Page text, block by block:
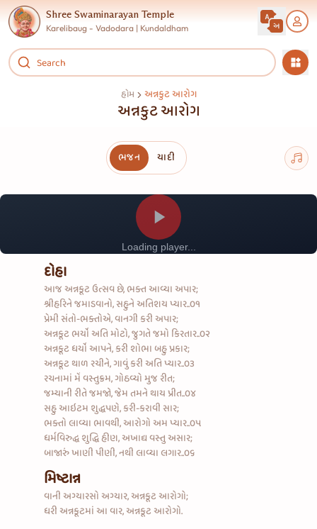
Shree Swaminarayan Temple
Karelibaug - Vadodara | Kundaldham
હોમ અન્નકુટ આરોગ
અન્નકુટ આરોગ
ભજન યાદી
દોહા
આજ અન્નકૂટ ઉત્સવ છે, ભક્ત આવ્યા અપાર;
શ્રીહરિને જમાડવાનો, સહુને અતિશય પ્યાર..૦૧
પ્રેમી સંતો-ભક્તોએ, વાનગી કરી અપાર;
અન્નકૂટ ભર્યો અતિ મોટો, જુગતે જમો કિરતાર..૦૨
અન્નકૂટ ધર્યો આપને, કરી શોભા બહુ પ્રકાર;
અન્નકૂટ થાળ રચીને, ગાવું કરી અતિ પ્યાર..૦૩
રચનામાં મેં વસ્તુક્રમ, ગોઠવ્યો મુજ રીત;
જમ્યાની રીતે જમજો, જેમ તમને થાય પ્રીત..૦૪
સહુ આઇટમ શુદ્ધપણે, કરી-કરાવી સાર;
ભક્તો લાવ્યા ભાવથી, આરોગો અમ પ્યાર..૦૫
ધર્મવિરુદ્ધ શુદ્ધિ હીણ, અખાદ્ય વસ્તુ અસાર;
બાજારું ખાણી પીણી, નથી લાવ્યા લગાર..૦૬
મિષ્ટાન્ન
વાની અગ્યારસો અગ્યાર, અન્નકૂટ આરોગો;
ધરી અન્નકૂટમાં આ વાર, અન્નકૂટ આરોગો.
Loading player...